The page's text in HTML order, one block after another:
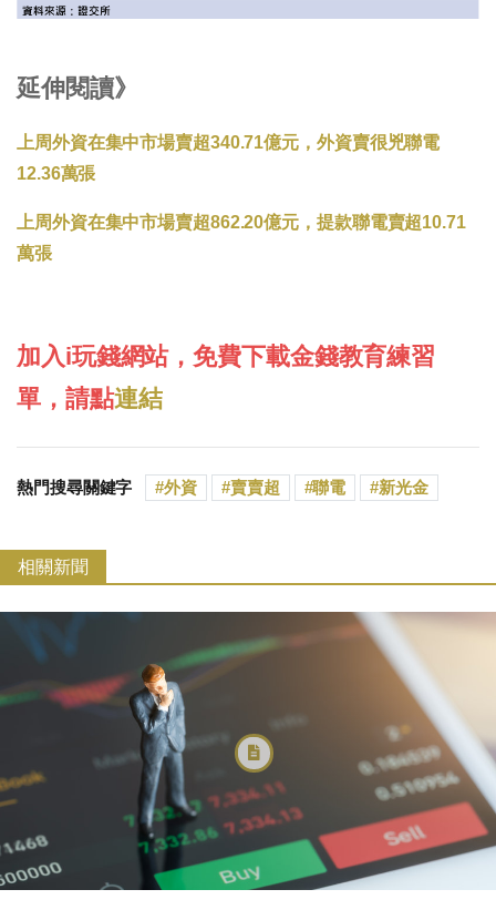
延伸閱讀》
上周外資在集中市場賣超340.71億元，外資賣很兇聯電
12.36萬張
上周外資在集中市場賣超862.20億元，提款聯電賣超10.71
萬張
加入i玩錢網站，免費下載金錢教育練習
單，請點連結
熱門搜尋關鍵字 外資 賣賣超 聯電 新光金
相關新聞